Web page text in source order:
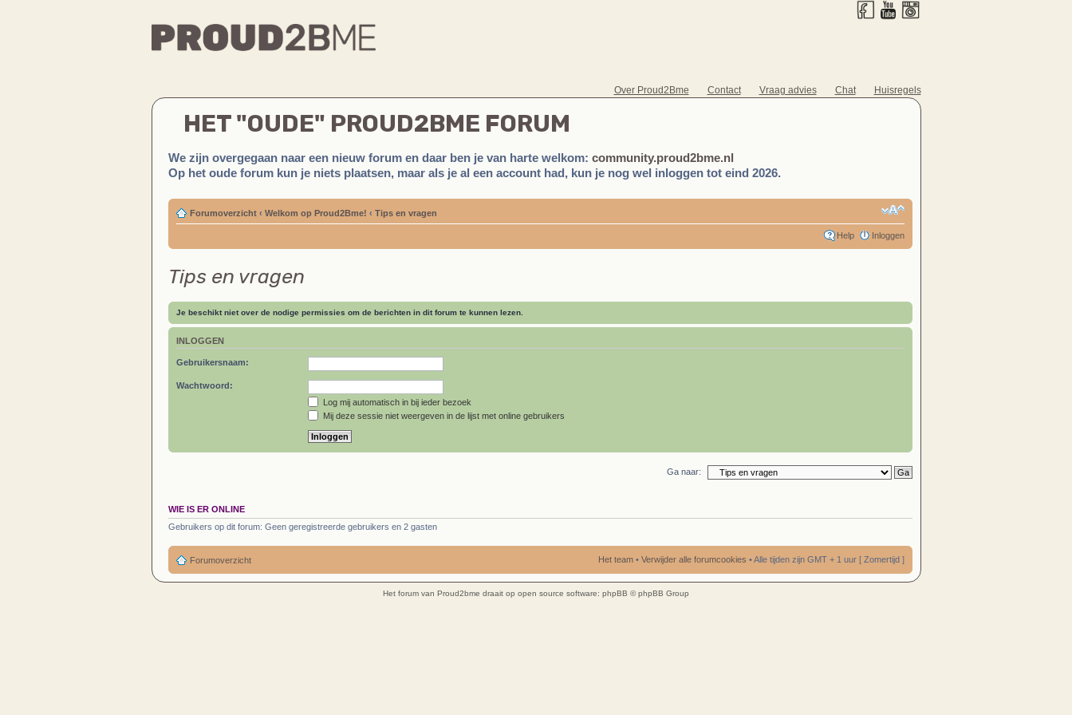
Over Proud2Bme Contact Vraag advies Chat Huisregels
HET "OUDE" PROUD2BME FORUM
We zijn overgegaan naar een nieuw forum en daar ben je van harte welkom: community.proud2bme.nl
Op het oude forum kun je niets plaatsen, maar als je al een account had, kun je nog wel inloggen tot eind 2026.
Forumoverzicht ‹ Welkom op Proud2Bme! ‹ Tips en vragen
Help Inloggen
Tips en vragen
Je beschikt niet over de nodige permissies om de berichten in dit forum te kunnen lezen.
INLOGGEN
Gebruikersnaam:
Wachtwoord:
Log mij automatisch in bij ieder bezoek
Mij deze sessie niet weergeven in de lijst met online gebruikers
Ga naar:
WIE IS ER ONLINE
Gebruikers op dit forum: Geen geregistreerde gebruikers en 2 gasten
Forumoverzicht Het team• Verwijder alle forumcookies • Alle tijden zijn GMT + 1 uur [ Zomertijd ]
Het forum van Proud2bme draait op open source software: phpBB © phpBB Group